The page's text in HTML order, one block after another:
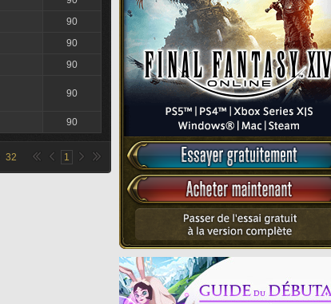
90
90
90
90
90
32 1